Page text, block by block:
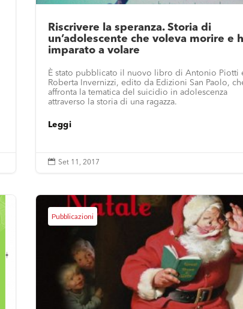
Riscrivere la speranza. Storia di
un’adolescente che voleva morire e
imparato a volare
È stato pubblicato il nuovo libro di Antonio Piotti
Roberta Invernizzi, edito da Edizioni San Paolo,
affronta la tematica del suicidio in adolescenza
attraverso la storia di una ragazza.
Leggi
 Set 11, 2017
Pubblicazioni